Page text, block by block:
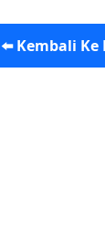
⬅️ Kembali Ke